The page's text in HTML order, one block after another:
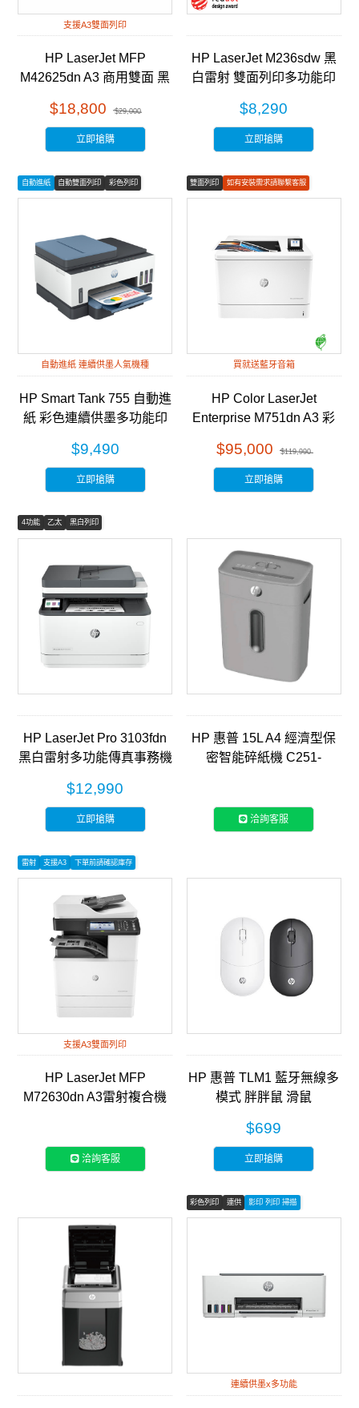
支援A3雙面列印
HP LaserJet MFP
M42625dn A3 商用雙面 黑
(8AF52A)
$18,800 $29,000
立即搶購
HP LaserJet M236sdw 黑
白雷射 雙面列印多功能印
$8,290
立即搶購
自動進紙 自動雙面列印 彩色列印
自動進紙 連續供墨人氣機種
HP Smart Tank 755 自動進
紙 彩色連續供墨多功能印
$9,490
立即搶購
雙面列印
如有安裝需求請聯繫客服
彩色列印
買就送藍牙音箱
HP Color LaserJet
Enterprise M751dn A3 彩
$95,000 $119,990
立即搶購
4功能 乙太 黑白列印
HP LaserJet Pro 3103fdn
黑白雷射多功能傳真事務機
$12,990
立即搶購
HP 惠普 15L A4 經濟型保
密智能碎紙機 C251-
洽詢客服
雷射 支援A3 下單前請確認庫存
支援A3雙面列印
HP LaserJet MFP
M72630dn A3雷射複合機
洽詢客服
HP 惠普 TLM1 藍牙無線多
模式 胖胖鼠 滑鼠
$699
立即搶購
彩色列印 連供 影印 列印 掃描
連續供墨x多功能